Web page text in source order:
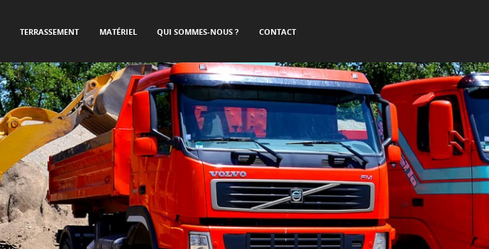
TERRASSEMENT MATÉRIEL QUI SOMMES-NOUS ? CONTACT